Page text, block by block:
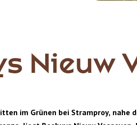
Nieuw
im Grünen bei Stramproy, nahe